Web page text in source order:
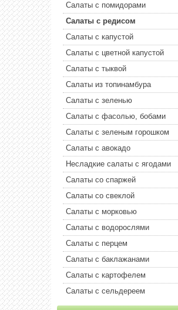
Салаты с помидорами
Салаты с редисом
Салаты с капустой
Салаты с цветной капустой
Салаты с тыквой
Салаты из топинамбура
Салаты с зеленью
Салаты с фасолью, бобами
Салаты с зеленым горошком
Салаты с авокадо
Несладкие салаты с ягодами
Салаты со спаржей
Салаты со свеклой
Салаты с морковью
Салаты с водорослями
Салаты с перцем
Салаты с баклажанами
Салаты с картофелем
Салаты с сельдереем